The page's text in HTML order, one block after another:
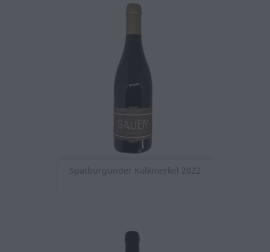
Spätburgunder Kalkmerkel 2022